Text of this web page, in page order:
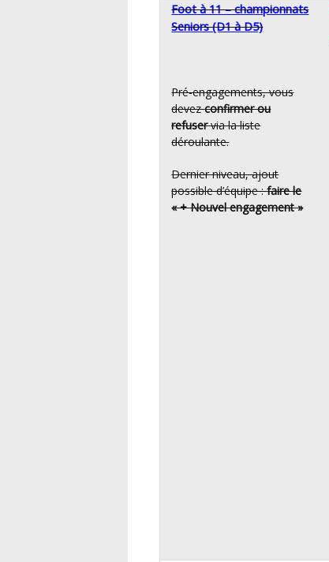
Foot à 11 – championnats
Seniors (D1 à D5)
Pré-engagements, vous
devezconfirmer ou
refuservia la liste
déroulante.
Dernier niveau, ajout
possible d’équipe :faire le
« + Nouvel engagement »